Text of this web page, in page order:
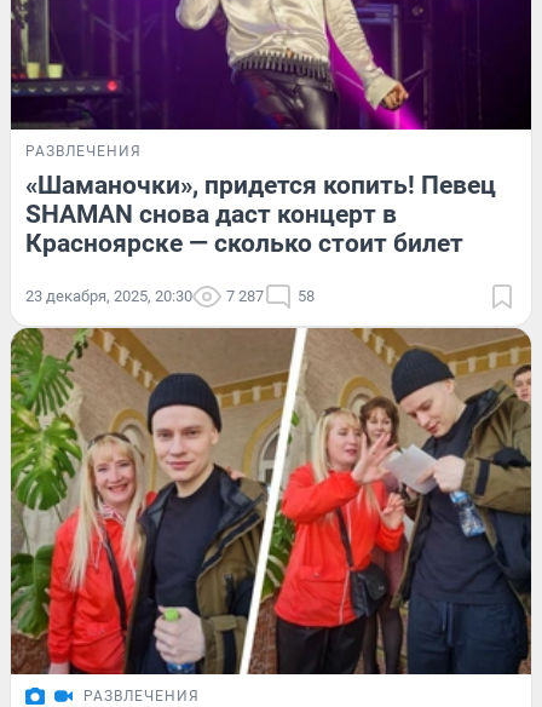
РАЗВЛЕЧЕНИЯ
«Шаманочки», придется копить! Певец
SHAMAN снова даст концерт в
Красноярске — сколько стоит билет
23 декабря, 2025, 20:30 7 287 58
РАЗВЛЕЧЕНИЯ